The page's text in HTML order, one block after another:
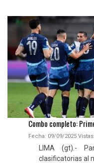
Combo completo:
Fecha: 09/09/2025Vistas:
LIMA (gt).-
clasificatorias al